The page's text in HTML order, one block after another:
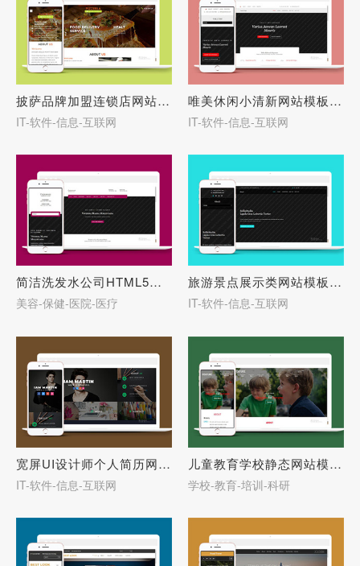
披萨品牌加盟连锁店网站模板-27646
IT-软件-信息-互联网
唯美休闲小清新网站模板下载-27645
IT-软件-信息-互联网
简洁洗发水公司HTML5网站模板-27644
美容-保健-医院-医疗
旅游景点展示类网站模板下载-27643
IT-软件-信息-互联网
宽屏UI设计师个人简历网页模板-27642
IT-软件-信息-互联网
儿童教育学校静态网站模板下载-27641
学校-教育-培训-科研